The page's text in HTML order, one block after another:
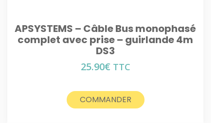
APSYSTEMS – Câble Bus monophasé
complet avec prise – guirlande 4m
DS3
25.90€ TTC
COMMANDER